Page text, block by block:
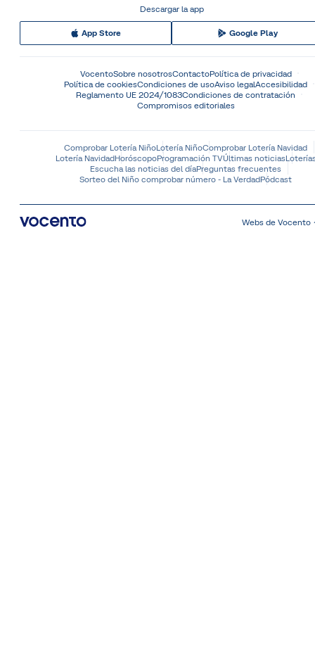
Descargar la app
App Store Google Play
VocentoSobre nosotrosContactoPolítica de privacidad
Política de cookiesCondiciones de usoAviso legalAccesibilidad
Reglamento UE 2024/1083Condiciones de contratación
Compromisos editoriales
Comprobar Lotería NiñoLotería NiñoComprobar Lotería Navidad
Lotería NavidadHoróscopoProgramación TVÚltimas noticias
Escucha las noticias del díaPreguntas frecuentes
Sorteo del Niño comprobar número - La VerdadPódcast
Webs de Vocento